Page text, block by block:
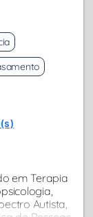
em Terapia
Autista,